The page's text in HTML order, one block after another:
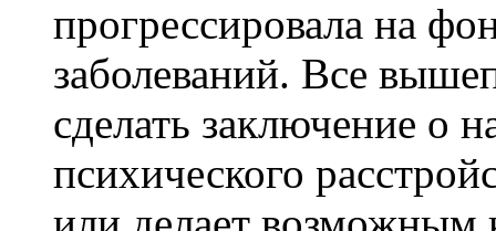
прогрессировала на
заболеваний. Все
сделать заключение о
психического